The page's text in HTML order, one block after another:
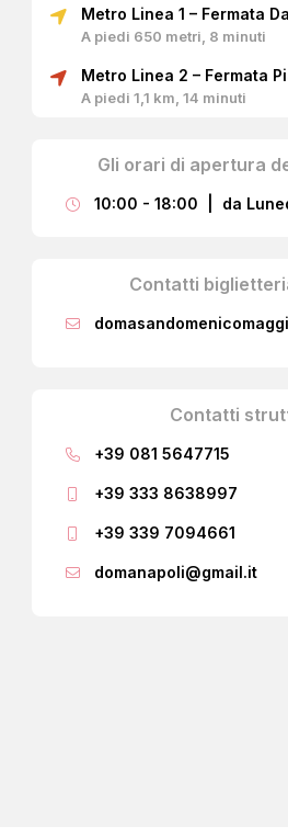
Metro Linea 1 – Fermata
A piedi 650 metri, 8 minuti
Metro Linea 2 – Fermata
A piedi 1,1 km, 14 minuti
Gli orari di apertura
10:00 - 18:00 | da
Contatti
Contatti
+39 081 5647715
+39 333 8638997
+39 339 7094661
domanapoli@gmail.it